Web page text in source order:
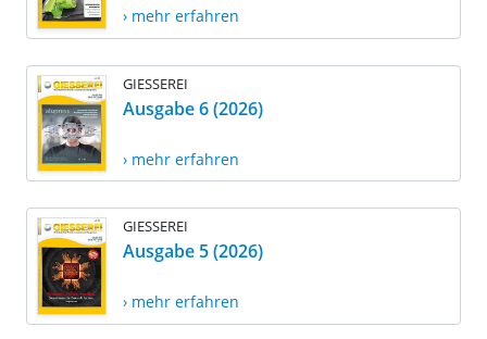
› mehr erfahren
GIESSEREI
Ausgabe 6 (2026)
› mehr erfahren
GIESSEREI
Ausgabe 5 (2026)
› mehr erfahren